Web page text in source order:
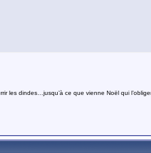
les dindes…jusqu’à ce que vienne Noël qui